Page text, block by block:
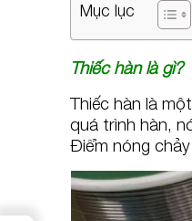
Mục lục
Thiếc hàn là gì?
Thiếc hàn là
quá trình hàn,
Điểm nóng